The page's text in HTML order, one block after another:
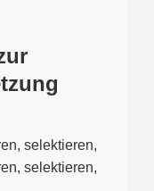
selektieren,
selektieren,